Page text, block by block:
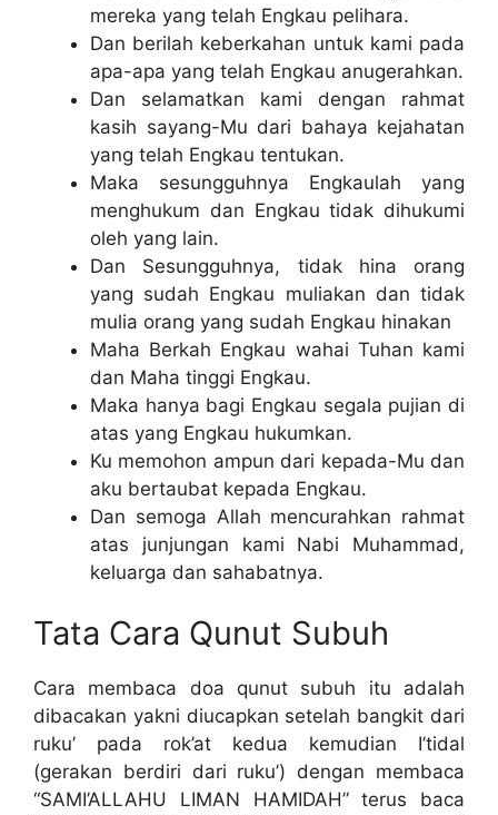
mereka yang telah Engkau pelihara.
Dan berilah keberkahan untuk kami pada
apa-apa yang telah Engkau anugerahkan.
Dan selamatkan kami dengan rahmat
kasih sayang-Mu dari bahaya kejahatan
yang telah Engkau tentukan.
Maka sesungguhnya Engkaulah yang
menghukum dan Engkau tidak dihukumi
oleh yang lain.
Dan Sesungguhnya, tidak hina orang
yang sudah Engkau muliakan dan tidak
mulia orang yang sudah Engkau hinakan
Maha Berkah Engkau wahai Tuhan kami
dan Maha tinggi Engkau.
Maka hanya bagi Engkau segala pujian di
atas yang Engkau hukumkan.
Ku memohon ampun dari kepada-Mu dan
aku bertaubat kepada Engkau.
Dan semoga Allah mencurahkan rahmat
atas junjungan kami Nabi Muhammad,
keluarga dan sahabatnya.
Tata Cara Qunut Subuh
Cara membaca doa qunut subuh itu adalah
dibacakan yakni diucapkan setelah bangkit dari
ruku’ pada rok’at kedua kemudian I’tidal
(gerakan berdiri dari ruku’) dengan membaca
“SAMI’ALLAHU LIMAN HAMIDAH” terus baca